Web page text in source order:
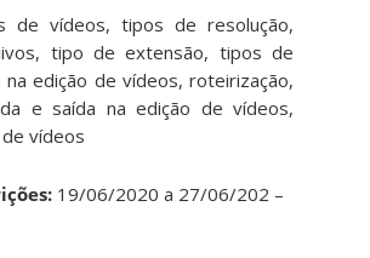
de vídeos, tipos de resolução,
tipo de extensão, tipos de
edição de vídeos, roteirização,
e saída na edição de vídeos,
vídeos
19/06/2020 a 27/06/202 –